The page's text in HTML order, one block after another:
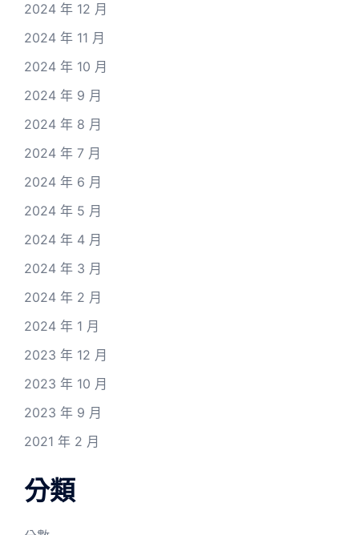
2024 年 12 月
2024 年 11 月
2024 年 10 月
2024 年 9 月
2024 年 8 月
2024 年 7 月
2024 年 6 月
2024 年 5 月
2024 年 4 月
2024 年 3 月
2024 年 2 月
2024 年 1 月
2023 年 12 月
2023 年 10 月
2023 年 9 月
2021 年 2 月
分類